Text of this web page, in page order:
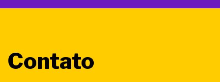
Contato